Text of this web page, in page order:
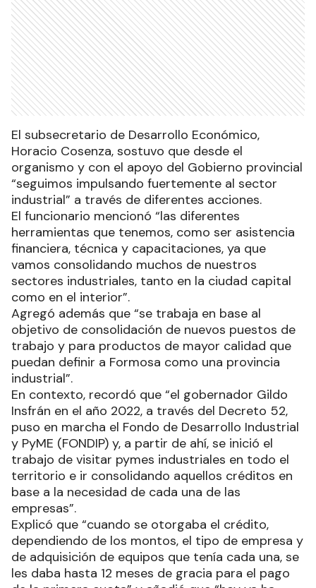
El subsecretario de Desarrollo Económico,
Horacio Cosenza, sostuvo que desde el
organismo y con el apoyo del Gobierno provincial
“seguimos impulsando fuertemente al sector
industrial” a través de diferentes acciones.
El funcionario mencionó “las diferentes
herramientas que tenemos, como ser asistencia
financiera, técnica y capacitaciones, ya que
vamos consolidando muchos de nuestros
sectores industriales, tanto en la ciudad capital
como en el interior”.
Agregó además que “se trabaja en base al
objetivo de consolidación de nuevos puestos de
trabajo y para productos de mayor calidad que
puedan definir a Formosa como una provincia
industrial”.
En contexto, recordó que “el gobernador Gildo
Insfrán en el año 2022, a través del Decreto 52,
puso en marcha el Fondo de Desarrollo Industrial
y PyME (FONDIP) y, a partir de ahí, se inició el
trabajo de visitar pymes industriales en todo el
territorio e ir consolidando aquellos créditos en
base a la necesidad de cada una de las
empresas”.
Explicó que “cuando se otorgaba el crédito,
dependiendo de los montos, el tipo de empresa y
de adquisición de equipos que tenía cada una, se
les daba hasta 12 meses de gracia para el pago